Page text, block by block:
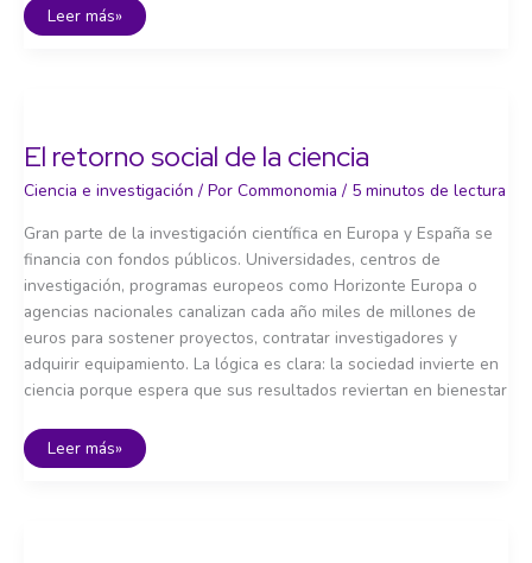
Ciencia
Leer más»
El retorno social de la ciencia
Ciencia e investigación / Por Commonomia / 5 minutos de lectura
Gran parte de la investigación científica en Europa y España se
financia con fondos públicos. Universidades, centros de
investigación, programas europeos como Horizonte Europa o
agencias nacionales canalizan cada año miles de millones de
euros para sostener proyectos, contratar investigadores y
adquirir equipamiento. La lógica es clara: la sociedad invierte en
ciencia porque espera que sus resultados reviertan en bienestar
El
retorno
Leer más»